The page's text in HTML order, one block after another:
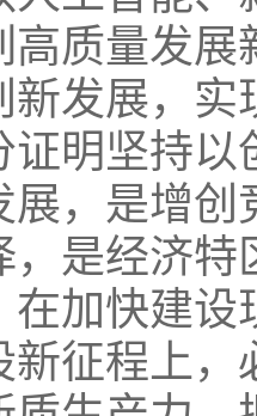
高质量发
发展，实
证明坚持
展，是增
，是经济
在加快建
新征程上